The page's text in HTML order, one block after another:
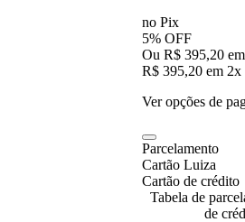
no Pix
5% OFF
Ou R$ 395,20
R$ 395,20 em 2x
Ver opções de
Parcelamento
Cartão Luiza
Cartão de crédito
Tabela de
de